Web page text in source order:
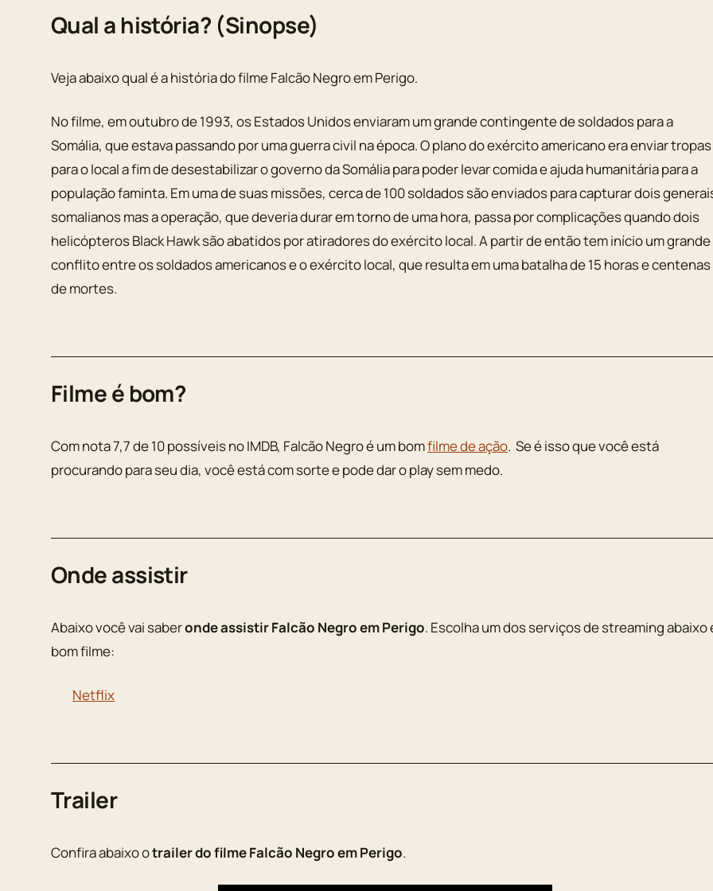
Qual a história? (Sinopse)
Veja abaixo qual é a história do filme Falcão Negro em Perigo.
No filme, em outubro de 1993, os Estados Unidos enviaram um grande contingente de soldados para a
Somália, que estava passando por uma guerra civil na época. O plano do exército americano era enviar tropas
para o local a fim de desestabilizar o governo da Somália para poder levar comida e ajuda humanitária para a
população faminta. Em uma de suas missões, cerca de 100 soldados são enviados para capturar dois
somalianos mas a operação, que deveria durar em torno de uma hora, passa por complicações quando dois
helicópteros Black Hawk são abatidos por atiradores do exército local. A partir de então tem início um grande
conflito entre os soldados americanos e o exército local, que resulta em uma batalha de 15 horas e centenas
de mortes.
Filme é bom?
Com nota 7,7 de 10 possíveis no IMDB, Falcão Negro é um bomfilme de ação. Se é isso que você está
procurando para seu dia, você está com sorte e pode dar o play sem medo.
Onde assistir
Abaixo você vai saberonde assistir Falcão Negro em Perigo. Escolha um dos serviços de streaming abaixo
bom filme:
Netflix
Trailer
Confira abaixo otrailer do filme Falcão Negro em Perigo.